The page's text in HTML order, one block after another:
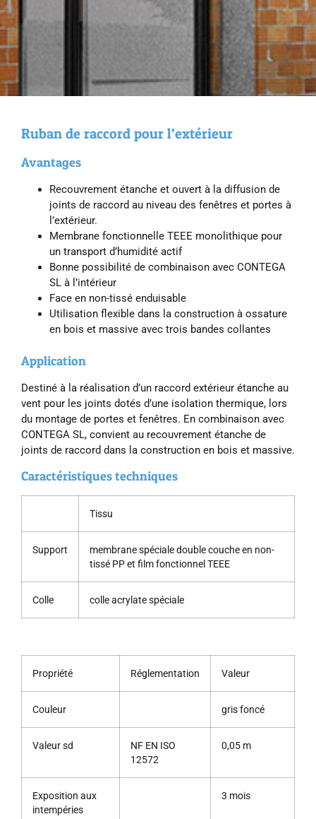
Ruban de rac­cord pour l’ex­térieur
Avantages
Re­couvre­ment étanche et ouvert à la dif­fu­sion de
joints de rac­cord au niveau des fenêtres et por­tes à
l’ex­térieur.
Mem­brane fonc­tion­nelle TEEE mono­lith­ique pour
un trans­port d’hu­mid­ité ac­tif
Bonne pos­sib­il­ité de com­binais­on avec CON­TEGA
SL à l’in­térieur
Face en non-tis­sé en­duis­able
Util­isa­tion flex­ible dans la con­struc­tion à ossat­ure
en bois et massive avec trois bandes col­lantes
Application
Des­tiné à la réal­isa­tion d’un rac­cord ex­térieur étanche au
vent pour les joints dotés d’une isol­a­tion ther­mique, lors
du mont­age de por­tes et fenêtres. En com­binais­on avec
CON­TEGA SL, con­vi­ent au re­couvre­ment étanche de
joints de rac­cord dans la con­struc­tion en bois et massive.
Caractéristiques techniques
Tissu
Support
membrane spéciale double couche en non-
tissé PP et film fonctionnel TEEE
Colle colle acrylate spéciale
Propriété Réglementation Valeur
Couleur gris foncé
Valeur sd
NF EN ISO
12572
0,05 m
Exposition aux
intempéries
3 mois